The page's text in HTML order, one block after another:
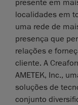
presente em
localidades em
uma rede de
presença que
relações e
cliente. A
AMETEK, Inc.,
soluções de
conjunto